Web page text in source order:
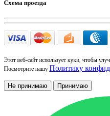
Схема проезда
Этот веб-сайт использует куки, чтобы
Посмотрите нашу Политику
Не принимаю Принимаю